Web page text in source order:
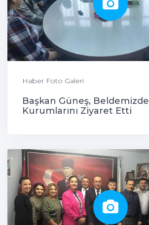
Haber Foto Galeri
Başkan Güneş,
Kurumlarını Ziyaret Etti